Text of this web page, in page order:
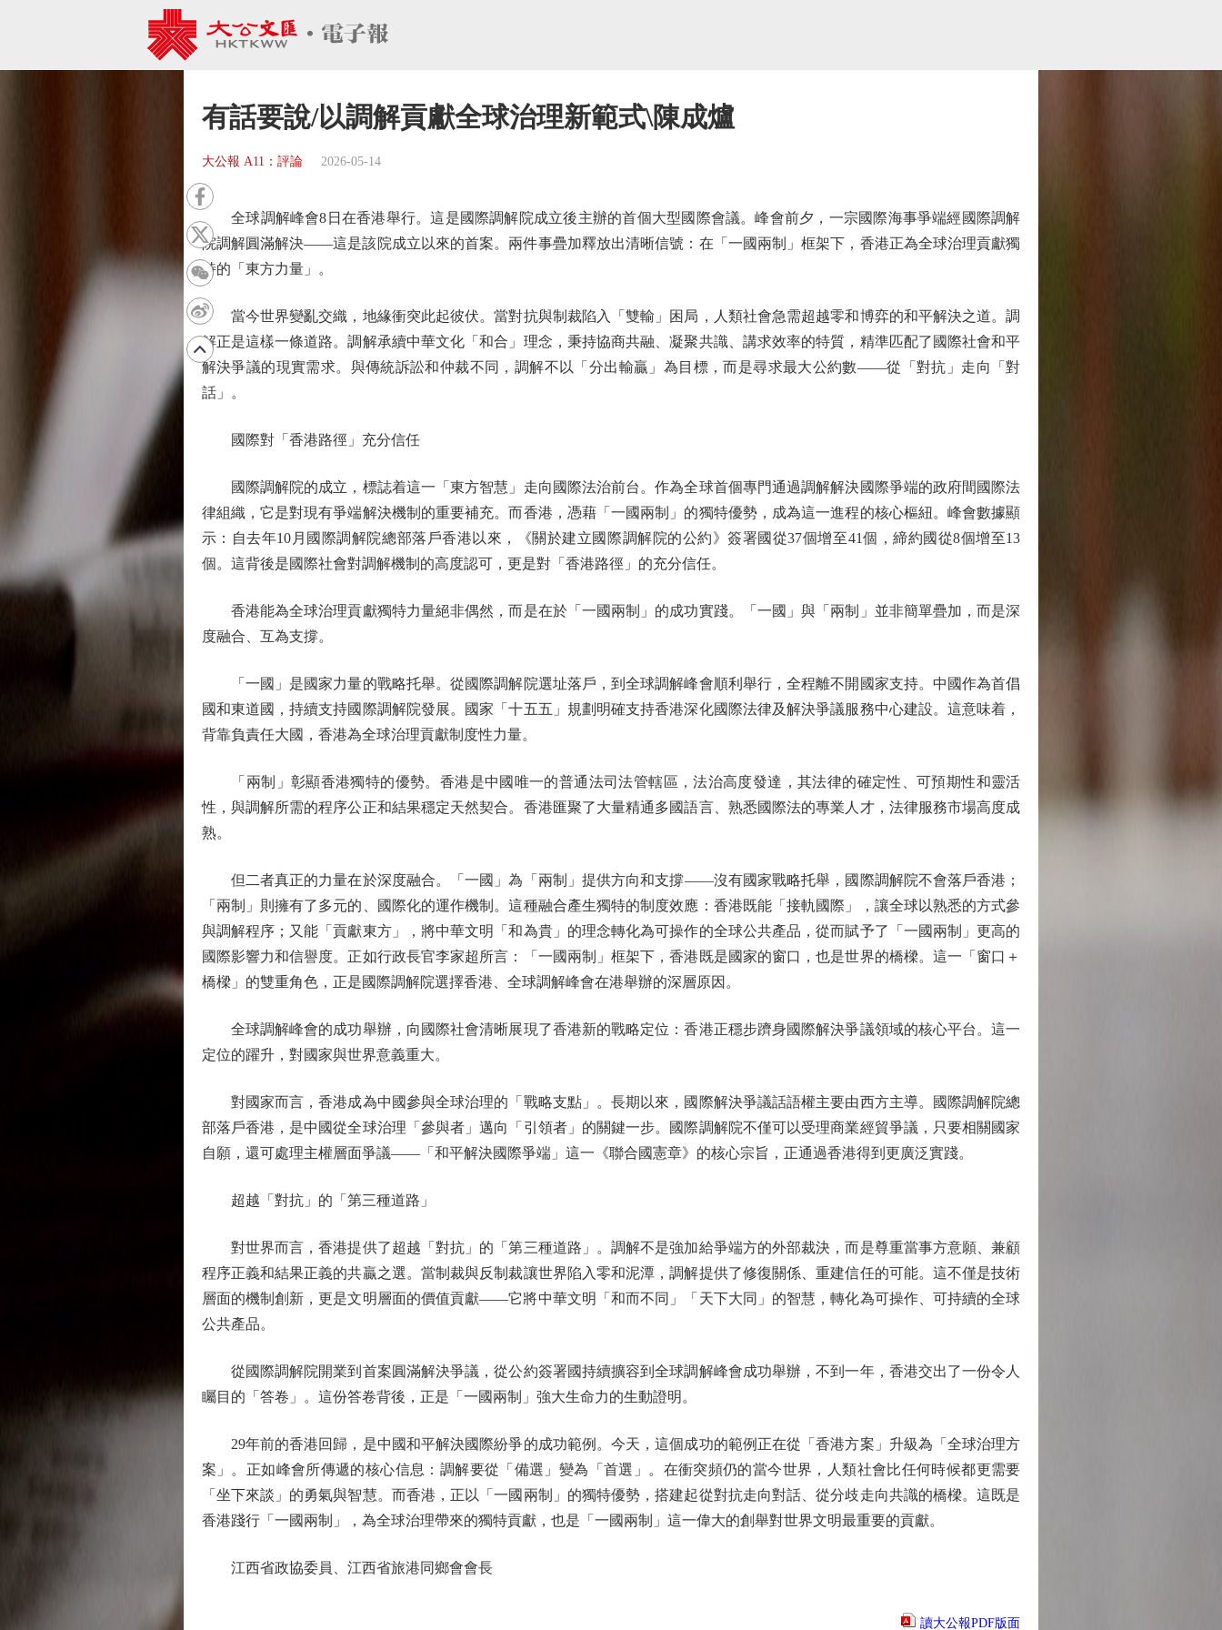
有話要說/以調解貢獻全球治理新範式\陳成爐
大公報 A11：評論 2026-05-14
全球調解峰會8日在香港舉行。這是國際調解院成立後主辦的首個大型國際會議。峰會前夕，一宗國際海事爭端經國際調解
院調解圓滿解決——這是該院成立以來的首案。兩件事疊加釋放出清晰信號：在「一國兩制」框架下，香港正為全球治理貢獻獨
特的「東方力量」。
當今世界變亂交織，地緣衝突此起彼伏。當對抗與制裁陷入「雙輸」困局，人類社會急需超越零和博弈的和平解決之道。調
解正是這樣一條道路。調解承續中華文化「和合」理念，秉持協商共融、凝聚共識、講求效率的特質，精準匹配了國際社會和平
解決爭議的現實需求。與傳統訴訟和仲裁不同，調解不以「分出輸贏」為目標，而是尋求最大公約數——從「對抗」走向「對
話」。
國際對「香港路徑」充分信任
國際調解院的成立，標誌着這一「東方智慧」走向國際法治前台。作為全球首個專門通過調解解決國際爭端的政府間國際法
律組織，它是對現有爭端解決機制的重要補充。而香港，憑藉「一國兩制」的獨特優勢，成為這一進程的核心樞紐。峰會數據顯
示：自去年10月國際調解院總部落戶香港以來，《關於建立國際調解院的公約》簽署國從37個增至41個，締約國從8個增至13
個。這背後是國際社會對調解機制的高度認可，更是對「香港路徑」的充分信任。
香港能為全球治理貢獻獨特力量絕非偶然，而是在於「一國兩制」的成功實踐。「一國」與「兩制」並非簡單疊加，而是深
度融合、互為支撐。
「一國」是國家力量的戰略托舉。從國際調解院選址落戶，到全球調解峰會順利舉行，全程離不開國家支持。中國作為首倡
國和東道國，持續支持國際調解院發展。國家「十五五」規劃明確支持香港深化國際法律及解決爭議服務中心建設。這意味着，
背靠負責任大國，香港為全球治理貢獻制度性力量。
「兩制」彰顯香港獨特的優勢。香港是中國唯一的普通法司法管轄區，法治高度發達，其法律的確定性、可預期性和靈活
性，與調解所需的程序公正和結果穩定天然契合。香港匯聚了大量精通多國語言、熟悉國際法的專業人才，法律服務市場高度成
熟。
但二者真正的力量在於深度融合。「一國」為「兩制」提供方向和支撐——沒有國家戰略托舉，國際調解院不會落戶香港；
「兩制」則擁有了多元的、國際化的運作機制。這種融合產生獨特的制度效應：香港既能「接軌國際」，讓全球以熟悉的方式參
與調解程序；又能「貢獻東方」，將中華文明「和為貴」的理念轉化為可操作的全球公共產品，從而賦予了「一國兩制」更高的
國際影響力和信譽度。正如行政長官李家超所言：「一國兩制」框架下，香港既是國家的窗口，也是世界的橋樑。這一「窗口＋
橋樑」的雙重角色，正是國際調解院選擇香港、全球調解峰會在港舉辦的深層原因。
全球調解峰會的成功舉辦，向國際社會清晰展現了香港新的戰略定位：香港正穩步躋身國際解決爭議領域的核心平台。這一
定位的躍升，對國家與世界意義重大。
對國家而言，香港成為中國參與全球治理的「戰略支點」。長期以來，國際解決爭議話語權主要由西方主導。國際調解院總
部落戶香港，是中國從全球治理「參與者」邁向「引領者」的關鍵一步。國際調解院不僅可以受理商業經貿爭議，只要相關國家
自願，還可處理主權層面爭議——「和平解決國際爭端」這一《聯合國憲章》的核心宗旨，正通過香港得到更廣泛實踐。
超越「對抗」的「第三種道路」
對世界而言，香港提供了超越「對抗」的「第三種道路」。調解不是強加給爭端方的外部裁決，而是尊重當事方意願、兼顧
程序正義和結果正義的共贏之選。當制裁與反制裁讓世界陷入零和泥潭，調解提供了修復關係、重建信任的可能。這不僅是技術
層面的機制創新，更是文明層面的價值貢獻——它將中華文明「和而不同」「天下大同」的智慧，轉化為可操作、可持續的全球
公共產品。
從國際調解院開業到首案圓滿解決爭議，從公約簽署國持續擴容到全球調解峰會成功舉辦，不到一年，香港交出了一份令人
矚目的「答卷」。這份答卷背後，正是「一國兩制」強大生命力的生動證明。
29年前的香港回歸，是中國和平解決國際紛爭的成功範例。今天，這個成功的範例正在從「香港方案」升級為「全球治理方
案」。正如峰會所傳遞的核心信息：調解要從「備選」變為「首選」。在衝突頻仍的當今世界，人類社會比任何時候都更需要
「坐下來談」的勇氣與智慧。而香港，正以「一國兩制」的獨特優勢，搭建起從對抗走向對話、從分歧走向共識的橋樑。這既是
香港踐行「一國兩制」，為全球治理帶來的獨特貢獻，也是「一國兩制」這一偉大的創舉對世界文明最重要的貢獻。
江西省政協委員、江西省旅港同鄉會會長
讀大公報PDF版面